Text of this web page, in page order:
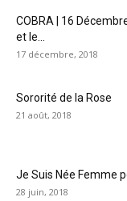
COBRA | 16
et le...
17 décembre, 2018
Sororité de la Rose
21 août, 2018
Je Suis Née Femme
28 juin, 2018